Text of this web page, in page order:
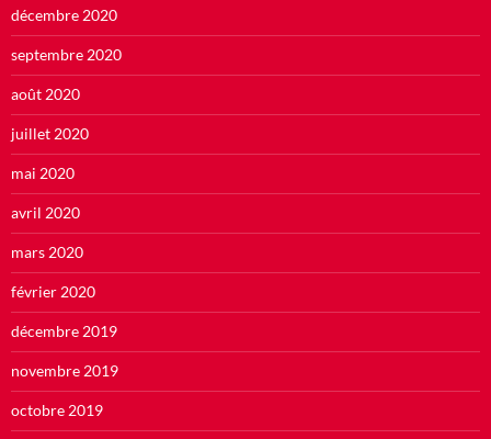
décembre 2020
septembre 2020
août 2020
juillet 2020
mai 2020
avril 2020
mars 2020
février 2020
décembre 2019
novembre 2019
octobre 2019